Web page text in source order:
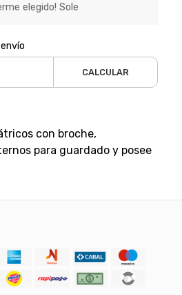
elegido! Sole
CALCULAR
con broche,
para guardado y posee